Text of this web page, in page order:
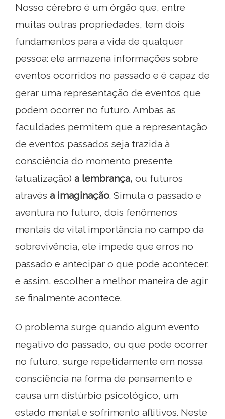
Nosso cérebro é um órgão que, entre
muitas outras propriedades, tem dois
fundamentos para a vida de qualquer
pessoa: ele armazena informações sobre
eventos ocorridos no passado e é capaz de
gerar uma representação de eventos que
podem ocorrer no futuro. Ambas as
faculdades permitem que a representação
de eventos passados ​​seja trazida à
consciência do momento presente
(atualização) a lembrança, ou futuros
através a imaginação. Simula o passado e
aventura no futuro, dois fenômenos
mentais de vital importância no campo da
sobrevivência, ele impede que erros no
passado e antecipar o que pode acontecer,
e assim, escolher a melhor maneira de agir
se finalmente acontece.
O problema surge quando algum evento
negativo do passado, ou que pode ocorrer
no futuro, surge repetidamente em nossa
consciência na forma de pensamento e
causa um distúrbio psicológico, um
estado mental e sofrimento aflitivos. Neste